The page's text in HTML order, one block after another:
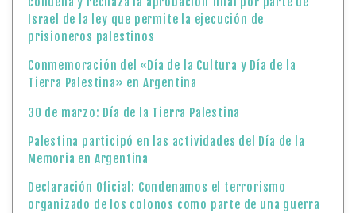
Israel de la ley que permite la ejecución de
prisioneros palestinos
Conmemoración del «Día de la Cultura y Día de la
Tierra Palestina» en Argentina
30 de marzo: Día de la Tierra Palestina
Palestina participó en las actividades del Día de la
Memoria en Argentina
Declaración Oficial: Condenamos el terrorismo
organizado de los colonos como parte de una guerra